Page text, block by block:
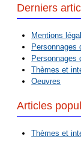
Derniers
Mentions
Personnages
Personnages
Thèmes et
Oeuvres
Articles
Thèmes et